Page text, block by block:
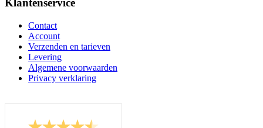
Klantenservice
Contact
Account
Verzenden en tarieven
Levering
Algemene voorwaarden
Privacy verklaring